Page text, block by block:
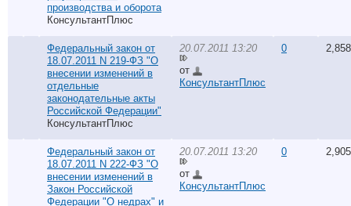
производства и оборота
КонсультантПлюс
Федеральный закон от
18.07.2011 N 219-ФЗ "О
внесении изменений в
отдельные
законодательные акты
Российской Федерации"
КонсультантПлюс
20.07.2011 13:20
от
КонсультантПлюс
0 2,858
Федеральный закон от
18.07.2011 N 222-ФЗ "О
внесении изменений в
Закон Российской
Федерации "О недрах" и
20.07.2011 13:20
от
КонсультантПлюс
0 2,905